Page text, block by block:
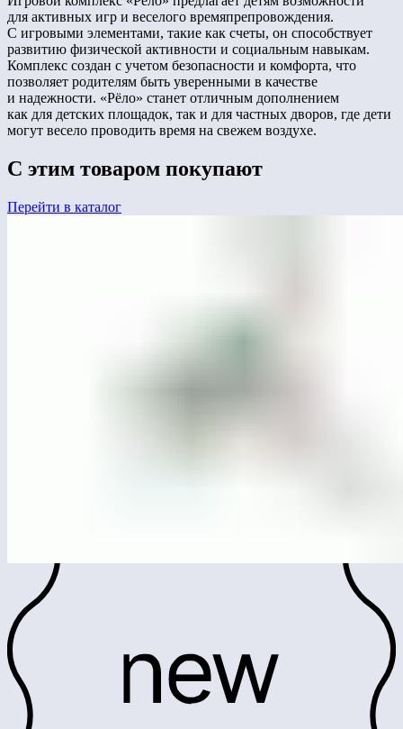
для активных игр и веселого времяпрепровождения.
С игровыми элементами, такие как счеты, он способствует
развитию физической активности и социальным навыкам.
Комплекс создан с учетом безопасности и комфорта, что
позволяет родителям быть уверенными в качестве
и надежности. «Рёло» станет отличным дополнением
как для детских площадок, так и для частных дворов, где дети
могут весело проводить время на свежем воздухе.
С этим товаром покупают
Перейти в каталог